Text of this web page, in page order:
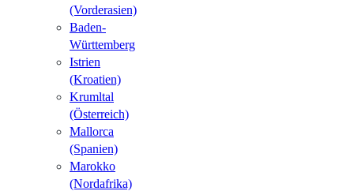
(Vorderasien)
Baden-
Württemberg
Istrien
(Kroatien)
Krumltal
(Österreich)
Mallorca
(Spanien)
Marokko
(Nordafrika)